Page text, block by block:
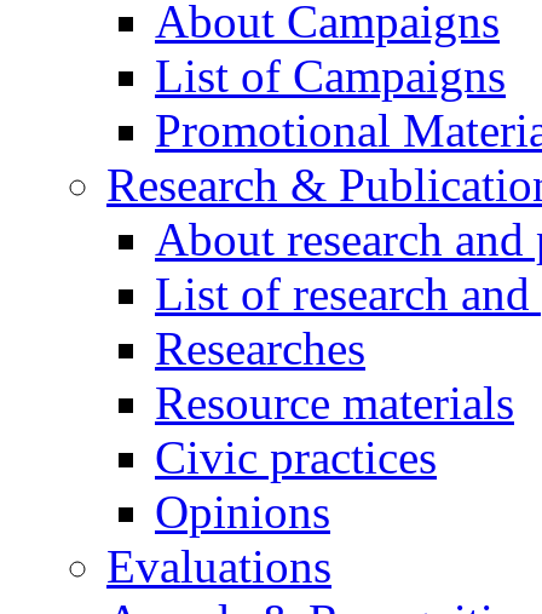
About Campaigns
List of Campaigns
Promotional
Research &
About research
List of research
Researches
Resource materials
Civic practices
Opinions
Evaluations